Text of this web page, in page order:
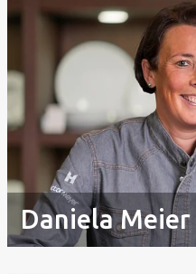
Daniela Meier